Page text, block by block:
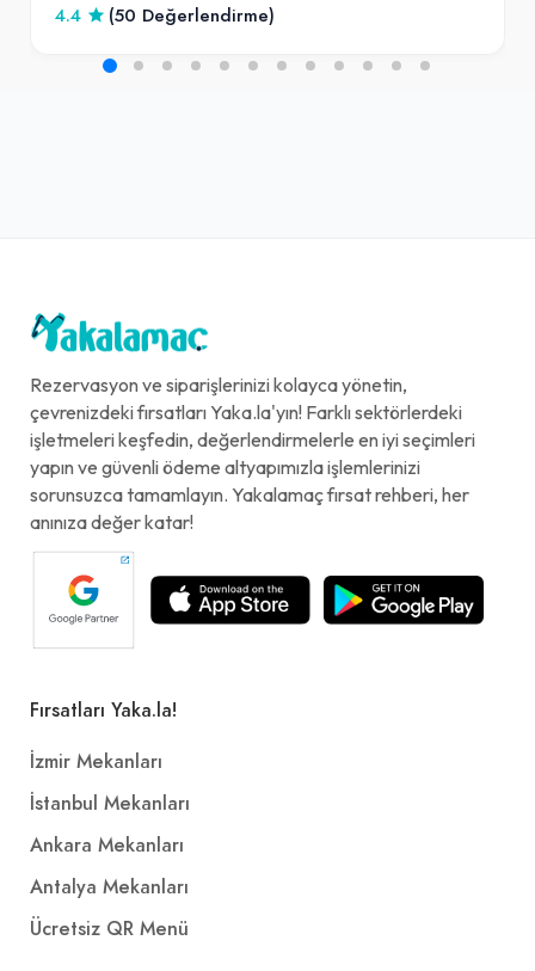
4.4
(50 Değerlendirme)
Rezervasyon ve siparişlerinizi kolayca yönetin,
çevrenizdeki fırsatları Yaka.la'yın! Farklı sektörlerdeki
işletmeleri keşfedin, değerlendirmelerle en iyi seçimleri
yapın ve güvenli ödeme altyapımızla işlemlerinizi
sorunsuzca tamamlayın. Yakalamaç fırsat rehberi, her
anınıza değer katar!
Fırsatları Yaka.la!
İzmir Mekanları
İstanbul Mekanları
Ankara Mekanları
Antalya Mekanları
Ücretsiz QR Menü